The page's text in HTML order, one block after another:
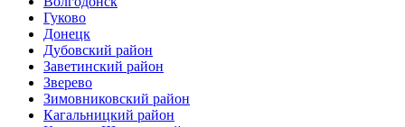
Гуково
Донецк
Дубовский район
Заветинский район
Зверево
Зимовниковский район
Кагальницкий район